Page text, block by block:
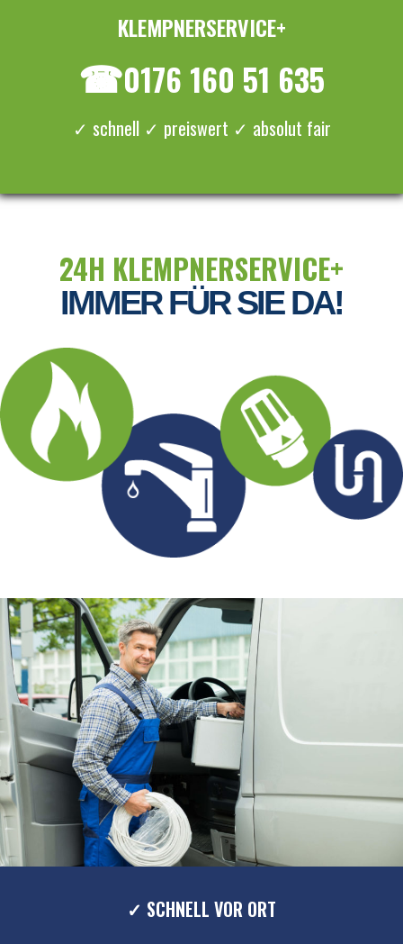
KLEMPNERSERVICE+
☎0176 160 51 635
✓ schnell ✓ preiswert ✓ absolut fair
24H KLEMPNERSERVICE+
IMMER FÜR SIE DA!
✓ SCHNELL VOR ORT